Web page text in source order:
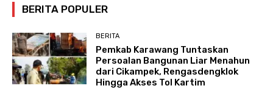
BERITA POPULER
BERITA
Pemkab Karawang Tuntaskan
Persoalan Bangunan Liar Menahun
dari Cikampek, Rengasdengklok
Hingga Akses Tol Kartim